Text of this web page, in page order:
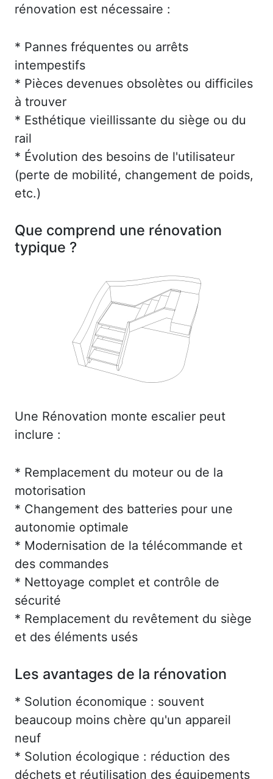
rénovation est nécessaire :
* Pannes fréquentes ou arrêts
intempestifs
* Pièces devenues obsolètes ou difficiles
à trouver
* Esthétique vieillissante du siège ou du
rail
* Évolution des besoins de l'utilisateur
(perte de mobilité, changement de poids,
etc.)
Que comprend une rénovation
typique ?
Une Rénovation monte escalier peut
inclure :
* Remplacement du moteur ou de la
motorisation
* Changement des batteries pour une
autonomie optimale
* Modernisation de la télécommande et
des commandes
* Nettoyage complet et contrôle de
sécurité
* Remplacement du revêtement du siège
et des éléments usés
Les avantages de la rénovation
* Solution économique : souvent
beaucoup moins chère qu'un appareil
neuf
* Solution écologique : réduction des
déchets et réutilisation des équipements